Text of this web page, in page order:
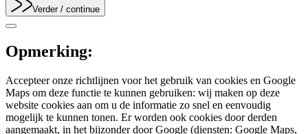
Verder / continue
Opmerking:
Accepteer onze richtlijnen voor het gebruik van cookies en Google
Maps om deze functie te kunnen gebruiken: wij maken op deze
website cookies aan om u de informatie zo snel en eenvoudig
mogelijk te kunnen tonen. Er worden ook cookies door derden
aangemaakt, in het bijzonder door Google (diensten: Google Maps,